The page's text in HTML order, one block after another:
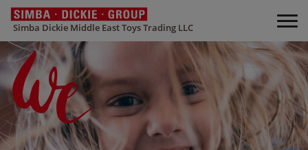
Simba Dickie Middle East Toys Trading LLC